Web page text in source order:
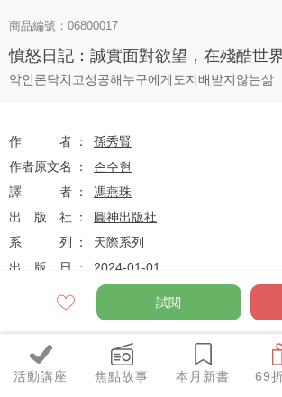
活動講座 焦點故事 本月新書 69
商品編號：06800017
憤怒日記：誠實面對欲望，在殘酷世
악인론닥치고성공해누구에게도지배받지않는삶
作者
孫秀賢
作者原文名
손수현
譯者
馮燕珠
出版社
圓神出版社
系列
天際系列
出版日
2024-01-01
定價 $410
優惠價 79折$324元
試閱